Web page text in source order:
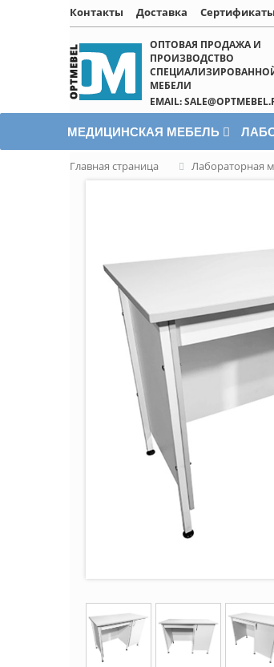
Контакты Доставка Сертификаты
Написать онлайнОПТОВАЯ ПРОДАЖА И
ПРОИЗВОДСТВО
МЕБЕЛИ
EMAIL:
МЕДИЦИНСКАЯ МЕБЕЛЬ
Главная страница Лабораторная